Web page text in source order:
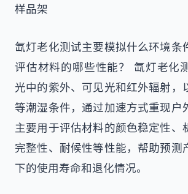
样品架
氙灯老化测试主要模拟什么环境条
评估材料的哪些性能？ 氙灯老化
光中的紫外、可见光和红外辐射，
等潮湿条件，通过加速方式重现户
主要用于评估材料的颜色稳定性、
完整性、耐候性等性能，帮助预测
下的使用寿命和退化情况。